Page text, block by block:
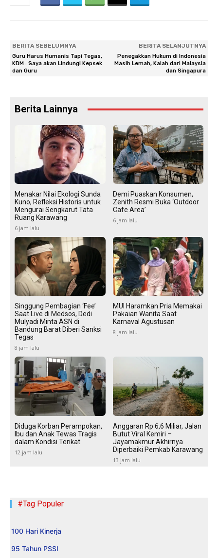
BERITA SEBELUMNYA
Guru Harus Humanis Tapi Tegas,
KDM : Saya akan Lindungi Kepsek
dan Guru
BERITA SELANJUTNYA
Penegakkan Hukum di Indonesia
Masih Lemah, Kalah dari Malaysia
dan Singapura
Berita Lainnya
Menakar Nilai Ekologi Sunda
Kuno, Refleksi Historis untuk
Mengurai Sengkarut Tata
Ruang Karawang
6 jam lalu
Demi Puaskan Konsumen,
Zenith Resmi Buka ‘Outdoor
Cafe Area’
6 jam lalu
Singgung Pembagian ‘Fee’
Saat Live di Medsos, Dedi
Mulyadi Minta ASN di
Bandung Barat Diberi Sanksi
Tegas
8 jam lalu
MUI Haramkan Pria Memakai
Pakaian Wanita Saat
Karnaval Agustusan
8 jam lalu
Diduga Korban Perampokan,
Ibu dan Anak Tewas Tragis
dalam Kondisi Terikat
12 jam lalu
Anggaran Rp 6,6 Miliar, Jalan
Butut Viral Kemiri –
Jayamakmur Akhirnya
Diperbaiki Pemkab Karawang
13 jam lalu
#Tag Populer
100 Hari Kinerja
95 Tahun PSSI